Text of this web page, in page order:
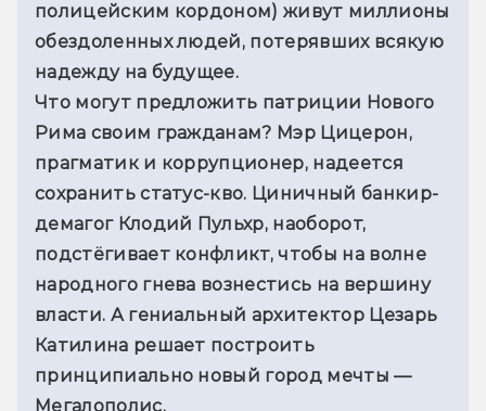
полицейским кордоном) живут миллионы
обездоленных людей, потерявших всякую
надежду на будущее.
Что могут предложить патриции Нового
Рима своим гражданам? Мэр Цицерон,
прагматик и коррупционер, надеется
сохранить статус-кво. Циничный банкир-
демагог Клодий Пульхр, наоборот,
подстёгивает конфликт, чтобы на волне
народного гнева вознестись на вершину
власти. А гениальный архитектор Цезарь
Катилина решает построить
принципиально новый город мечты —
Мегалополис.